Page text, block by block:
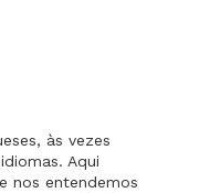
às vezes
Aqui
nos entendemos